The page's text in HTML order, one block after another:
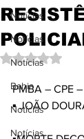
Notícias
Notícias
Notícias
Bahia
Notícias
Notícias
Avaliado
PMBA – CPE
▪ JOÃO